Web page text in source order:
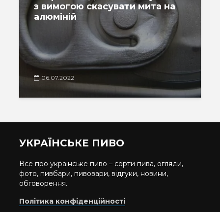
з вимогою скасувати мита на
алюміній
06.07.2022
УКРАЇНСЬКЕ ПИВО
Все про українське пиво – сорти пива, огляди,
фото, пивбари, пивовари, відгуки, новини,
обговорення.
Політика конфіденційності